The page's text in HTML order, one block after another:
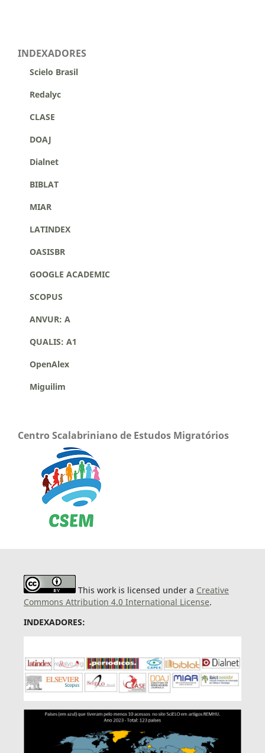
INDEXADORES
Scielo Brasil
Redalyc
CLASE
DOAJ
Dialnet
BIBLAT
MIAR
LATINDEX
OASISBR
GOOGLE ACADEMIC
SCOPUS
ANVUR: A
QUALIS: A1
OpenAlex
Miguilim
Centro Scalabriniano de Estudos Migratórios
This work is licensed under a Creative
Commons Attribution 4.0 International License.
INDEXADORES: